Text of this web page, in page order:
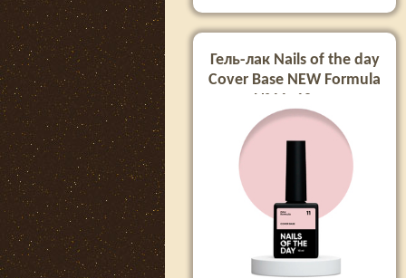
Гель-лак Nails of the day
Cover Base NEW Formula
№11, 10 мл